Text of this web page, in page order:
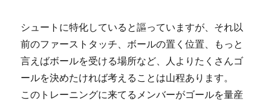
シュートに特化していると謳っていますが、それ以
前のファーストタッチ、ボールの置く位置、もっと
言えばボールを受ける場所など、人よりたくさんゴ
ールを決めたければ考えることは山程あります。
このトレーニングに来てるメンバーがゴールを量産